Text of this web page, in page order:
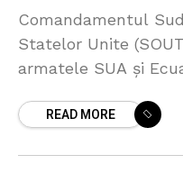
Comandamentul
Statelor Unite
armatele SUA și
criminale implicate
READ MORE